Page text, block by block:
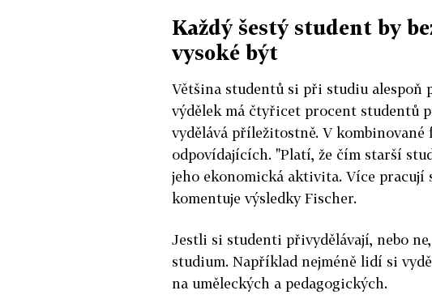
Každý šestý student by
vysoké být
Většina studentů si při studiu alespoň
výdělek má čtyřicet procent studentů
vydělává příležitostně. V
odpovídajících. "Platí, že čím starší
jeho ekonomická aktivita. Více pracují
komentuje výsledky Fischer.
Jestli si studenti přivydělávají, nebo
studium. Například nejméně lidí si
na uměleckých a pedagogických.